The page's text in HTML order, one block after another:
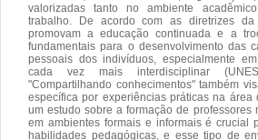
valorizadas tanto no ambiente
trabalho. De acordo com as diretrizes da
promovam a educação continuada e a
fundamentais para o desenvolvimento das
pessoais dos indivíduos, especialmente
cada vez mais interdisciplinar
"Compartilhando conhecimentos" também
específica por experiências práticas na área
um estudo sobre a formação de professores
em ambientes formais e informais é crucial
habilidades pedagógicas, e esse tipo de